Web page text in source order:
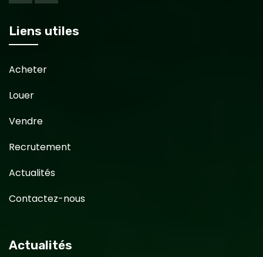
Liens utiles
Acheter
Louer
Vendre
Recrutement
Actualités
Contactez-nous
Actualités